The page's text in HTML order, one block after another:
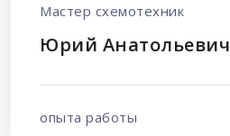
Мастер схемотехник
Юрий Анатольевич
опыта работы